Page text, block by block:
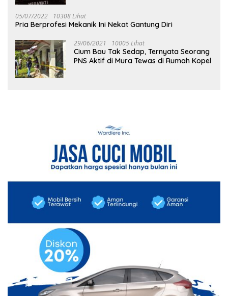
05/07/2022 10308 Lihat
Pria Berprofesi Mekanik Ini Nekat Gantung Diri
29/06/2021 10005 Lihat
Cium Bau Tak Sedap, Ternyata Seorang
PNS Aktif di Mura Tewas di Rumah Kopel